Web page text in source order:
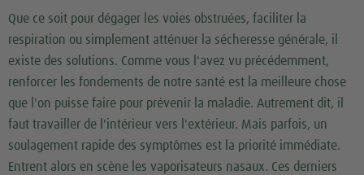
Que ce soit pour dégager les voies obstruées, faciliter la
respiration ou simplement atténuer la sécheresse générale, il
existe des solutions. Comme vous l'avez vu précédemment,
renforcer les fondements de notre santé est la meilleure chose
que l'on puisse faire pour prévenir la maladie. Autrement dit, il
faut travailler de l'intérieur vers l'extérieur. Mais parfois, un
soulagement rapide des symptômes est la priorité immédiate.
Entrent alors en scène les vaporisateurs nasaux. Ces derniers